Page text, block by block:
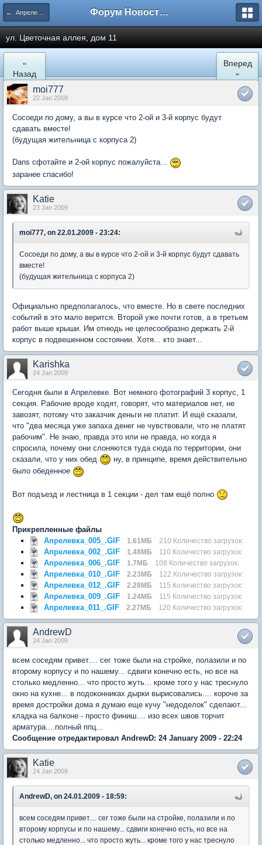
← Апрелевка Форум Новостройки
ул. Цветочная аллея, дом 11
«
Назад
Вперед
»
moi777
22 Jan 2009
Сосоеди по дому, а вы в курсе что 2-ой и 3-й корпус будут
сдавать вместе!
(будущая жительница с корпуса 2)
Dans сфотайте и 2-ой корпус пожалуйста...
заранее спасибо!
Katie
23 Jan 2009
moi777, on 22.01.2009 - 23:24:
Сосоеди по дому, а вы в курсе что 2-ой и 3-й корпус будут сдавать
вместе!
(будущая жительница с корпуса 2)
Официально предполагалось, что вместе. Но в свете последних
событий в это мало верится. Второй уже почти готов, а в третьем
работ выше крыши. Им отнюдь не целесообразно держать 2-й
корпус в подвешенном состоянии. Хотя... кто знает...
Karishka
24 Jan 2009
Сегодня были в Апрелевке. Вот немного фотографий 3 корпус, 1
секция. Рабочие вроде ходят, говорят, что материалов нет, не
завозят, потому что заказчик деньги не платит. И ещё сказали,
что "два месяца уже запаха денег не чувствовали, что не платят
рабочим". Не знаю, правда это или не правда, но когда я
спросила, почему они слоняются туда сюда по территории, они
сказали, что у них обед
ну, в принципе, время действительно
было обеденное
Вот подъезд и лестница в 1 секции - дел там ещё полно
Прикрепленные файлы
Апрелевка_005_.GIF
1.61МБ 210 Количество загрузок:
Апрелевка_002_.GIF 1.48МБ 110 Количество загрузок:
Апрелевка_006_.GIF 1.7МБ 108 Количество загрузок:
Апрелевка_010_.GIF 2.23МБ 122 Количество загрузок:
Апрелевка_012_.GIF 2.28МБ 115 Количество загрузок:
Апрелевка_009_.GIF 1.24МБ 115 Количество загрузок:
Апрелевка_011_.GIF 2.27МБ 120 Количество загрузок:
AndrewD
24 Jan 2009
всем соседям привет.... сег тоже были на стройке, полазили и по
второму корпусу и по нашему... сдвиги конечно есть, но все на
столько медленно... что просто жуть... кроме того у нас треснуло
окно на кухне... в подоконниках дырки вырисовались.... короче за
время достройки дома я думаю еще кучу "недоделок" сделают...
кладка на балконе - просто финиш.... изо всех швов торчит
арматура....полный ппц...
Сообщение отредактировал AndrewD: 24 January 2009 - 22:24
Katie
24 Jan 2009
AndrewD, on 24.01.2009 - 18:59:
всем соседям привет.... сег тоже были на стройке, полазили и по
второму корпусы и по нашему... сдвиги конечно есть, но все на
столько медленно... что просто жуть... кроме того у нас треснуло